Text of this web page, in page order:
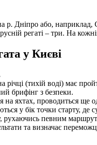
р. Дніпро або,
регаті – три. На
у Києві
річці (тихій воді) має
брифінг з безпеки.
на яхтах, проводиться
у бік точки старту, де
певним
та визначає